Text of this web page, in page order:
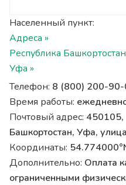
Населенный пункт:
Адреса »
Республика
Уфа »
Телефон: 8 (800) 200-
Время работы:
Почтовый адрес: 450105,
Башкортостан, Уфа,
Координаты:
Дополнительно: Оплата
ограниченными